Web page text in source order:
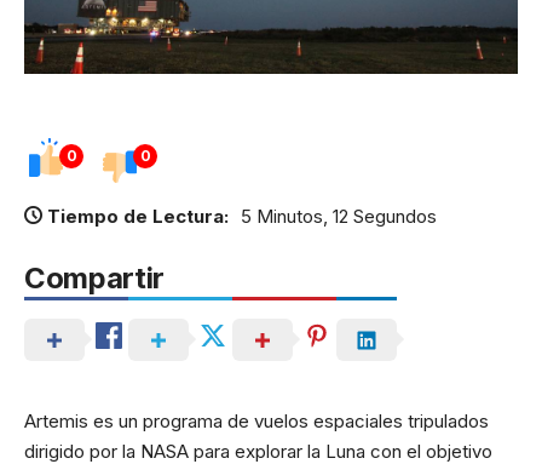
0 0
Tiempo de Lectura: 5 Minutos, 12 Segundos
Compartir
Artemis es un programa de vuelos espaciales tripulados
dirigido por la NASA para explorar la Luna con el objetivo